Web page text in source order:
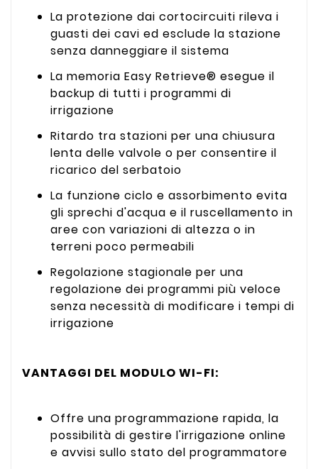
La protezione dai cortocircuiti rileva i
guasti dei cavi ed esclude la stazione
senza danneggiare il sistema
La memoria Easy Retrieve® esegue il
backup di tutti i programmi di
irrigazione
Ritardo tra stazioni per una chiusura
lenta delle valvole o per consentire il
ricarico del serbatoio
La funzione ciclo e assorbimento evita
gli sprechi d'acqua e il ruscellamento in
aree con variazioni di altezza o in
terreni poco permeabili
Regolazione stagionale per una
regolazione dei programmi più veloce
senza necessità di modificare i tempi di
irrigazione
VANTAGGI DEL MODULO WI-FI:
Offre una programmazione rapida, la
possibilità di gestire l'irrigazione online
e avvisi sullo stato del programmatore